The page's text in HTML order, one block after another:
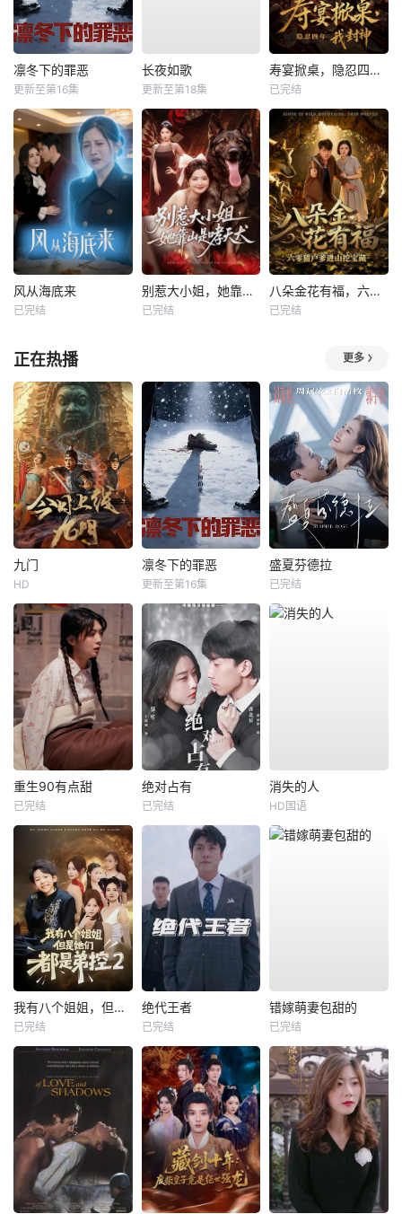
凛冬下的罪恶
更新至第16集
长夜如歌
更新至第18集
寿宴掀桌，隐忍四年我封神
已完结
风从海底来
已完结
别惹大小姐，她靠山是哮天犬
已完结
八朵金花有福，六零猎户爹进山挖宝藏
已完结
正在热播 更多
九门
HD
凛冬下的罪恶
更新至第16集
盛夏芬德拉
已完结
重生90有点甜
已完结
绝对占有
已完结
消失的人
HD国语
我有八个姐姐，但是他们都是弟控2
已完结
绝代王者
已完结
错嫁萌妻包甜的
已完结